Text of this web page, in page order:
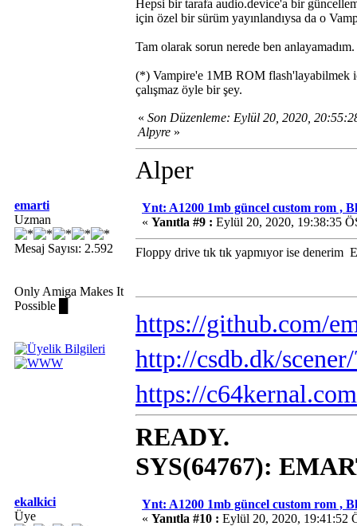
Hepsi bir tarafa audio.device'a bir
için özel bir sürüm yayınlandıysa da o
Tam olarak sorun nerede ben anlayamadım.
(*) Vampire'e 1MB ROM flash'layabilmek
çalışmaz öyle bir şey.
« Son Düzenleme: Eylül 20, 2020,
Alpyre »
Alper
emarti
Uzman
Mesaj Sayısı: 2.592
Only Amiga Makes It
Possible █
Ynt: A1200 1mb güncel custom rom ,
« Yanıtla #9 : Eylül 20, 2020, 19:38:35
Floppy drive tık tık yapmıyor ise denerim
https://github.com/
http://csdb.dk/
https://c64kernal.com
READY.
SYS(64767):
ekalkici
Üye
Ynt: A1200 1mb güncel custom rom ,
« Yanıtla #10 : Eylül 20, 2020, 19:41:52